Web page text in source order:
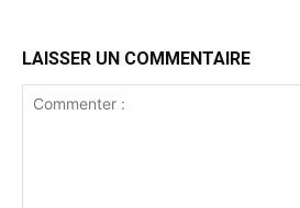
LAISSER UN COMMENTAIRE